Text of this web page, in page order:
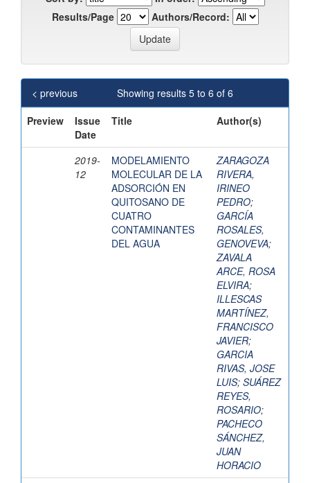
Results/Page
Authors/Record:
Showing results 5 to 6 of 6
< previous
Preview
Issue
Date
Title Author(s)
2019-
12
MODELAMIENTO
MOLECULAR DE LA
ADSORCIÓN EN
QUITOSANO DE
CUATRO
CONTAMINANTES
DEL AGUA
ZARAGOZA
RIVERA,
IRINEO
PEDRO;
GARCÍA
ROSALES,
GENOVEVA;
ZAVALA
ARCE, ROSA
ELVIRA;
ILLESCAS
MARTÍNEZ,
FRANCISCO
JAVIER;
GARCIA
RIVAS, JOSE
LUIS; SUÁREZ
REYES,
ROSARIO;
PACHECO
SÁNCHEZ,
JUAN
HORACIO